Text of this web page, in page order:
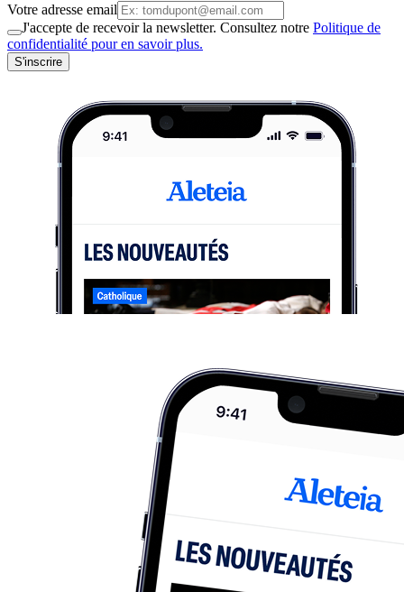
Votre adresse email
J'accepte de recevoir la newsletter. Consultez notre Politique de
confidentialité pour en savoir plus.
S'inscrire